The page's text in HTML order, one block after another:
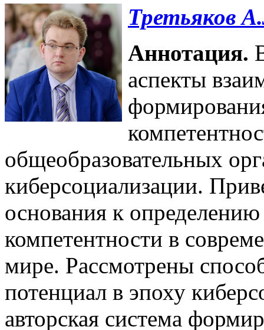
Третьяков
Аннотация.
аспекты
общеобразовательных
киберсоциализации.
основания к
компетентности в
мире. Рассмотрены
потенциал в эпоху
авторская система